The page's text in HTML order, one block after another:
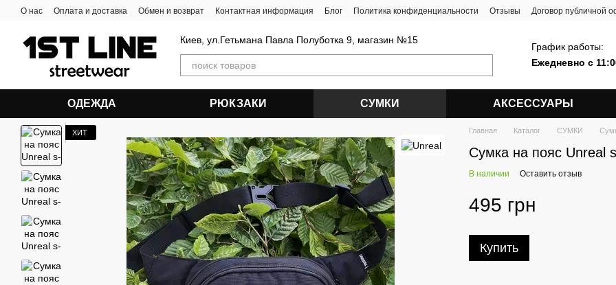
Перейти к основному контенту
О нас Оплата и доставка Обмен и возврат Контактная информация Блог Политика конфиденциальности Отзывы Договор публичной
Киев, ул.Гетьмана Павла Полуботка 9, магазин №15
График работы:
Ежедневно с
ОДЕЖДА РЮКЗАКИ СУМКИ АКСЕССУАРЫ
ХИТ Главная Каталог СУМКИ
Сумка на пояс Unreal
В наличии Оставить отзыв
495 грн
Купить